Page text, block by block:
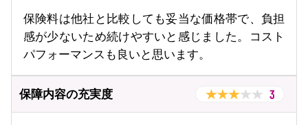
保険料は他社と比較しても妥当な価格帯で、負担
感が少ないため続けやすいと感じました。コスト
パフォーマンスも良いと思います。
保障内容の充実度 3